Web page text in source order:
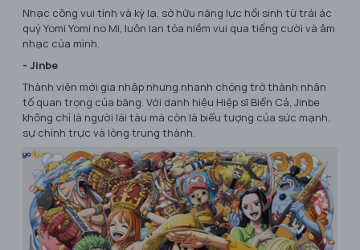
Nhạc công vui tính và kỳ lạ, sở hữu năng lực hồi sinh từ trái ác
quỷ Yomi Yomi no Mi, luôn lan tỏa niềm vui qua tiếng cười và âm
nhạc của mình.
- Jinbe
Thành viên mới gia nhập nhưng nhanh chóng trở thành nhân
tố quan trọng của băng. Với danh hiệu Hiệp sĩ Biển Cả, Jinbe
không chỉ là người lái tàu mà còn là biểu tượng của sức mạnh,
sự chính trực và lòng trung thành.